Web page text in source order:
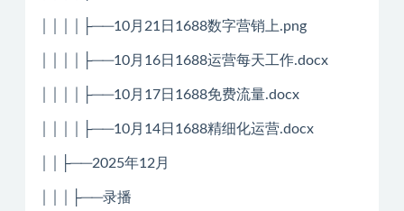
││││├──10月21日1688数字营销上.png
││││├──10月16日1688运营每天工作.docx
││││├──10月17日1688免费流量.docx
││││├──10月14日1688精细化运营.docx
││├──2025年12月
│││├──录播